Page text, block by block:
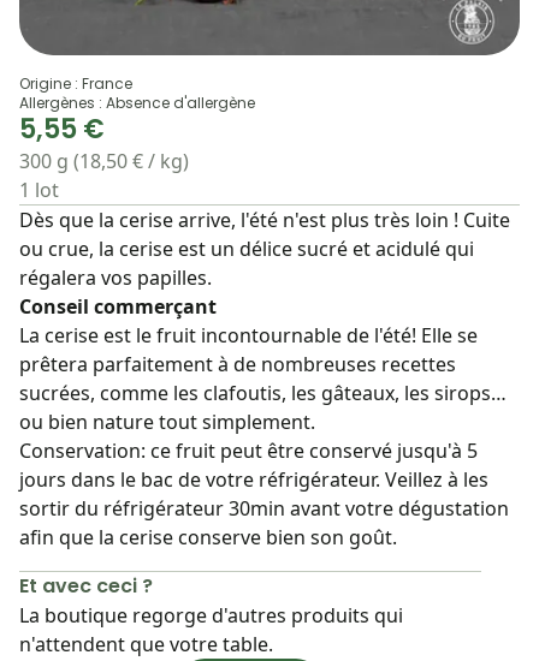
Origine : France
Allergènes : Absence d'allergène
5,55 €
300 g (18,50 € / kg)
1 lot
Dès que la cerise arrive, l'été n'est plus très loin ! Cuite
ou crue, la cerise est un délice sucré et acidulé qui
régalera vos papilles.
Conseil commerçant
La cerise est le fruit incontournable de l'été! Elle se
prêtera parfaitement à de nombreuses recettes
sucrées, comme les clafoutis, les gâteaux, les sirops…
ou bien nature tout simplement.
Conservation: ce fruit peut être conservé jusqu'à 5
jours dans le bac de votre réfrigérateur. Veillez à les
sortir du réfrigérateur 30min avant votre dégustation
afin que la cerise conserve bien son goût.
Et avec ceci ?
La boutique regorge d'autres produits qui
n'attendent que votre table.